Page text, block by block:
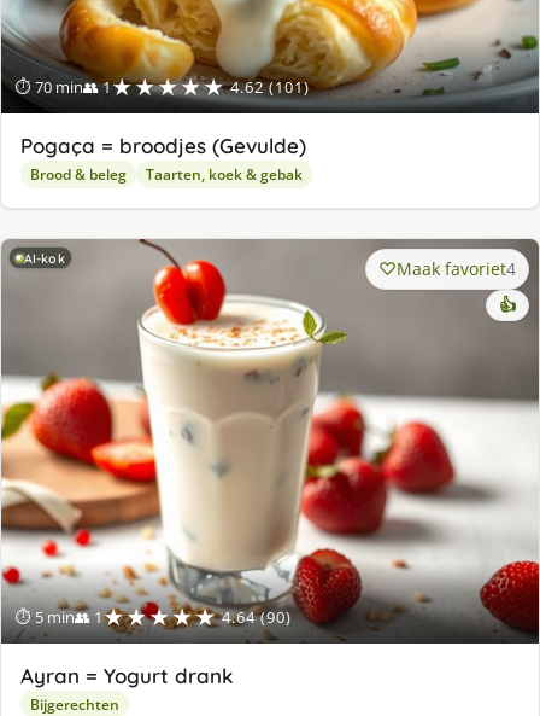
⏱ 70 min👥 1★★★★★ 4.62 (101)
Pogaça = broodjes (Gevulde)
Brood & beleg Taarten, koek & gebak
AI-kok
⏱ 5 min👥 1★★★★★ 4.64 (90)
Maak favoriet4
👍
Ayran = Yogurt drank
Bijgerechten